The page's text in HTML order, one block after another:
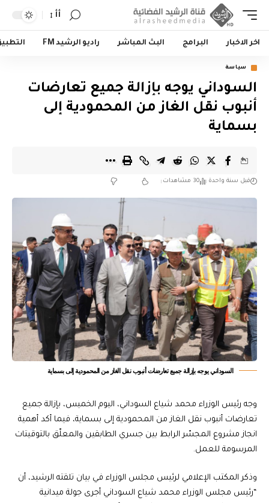
أأ
اخر الاخبار البرامج البث المباشر راديو الرشيد FM
سياسة
السوداني يوجه بإزالة جميع تعارضات
أنبوب نقل الغاز من المحمودية إلى
بسماية
قبل سنة واحدة 30 مشاهدات
السوداني يوجه بإزالة جميع تعارضات أنبوب نقل الغاز من المحمودية إلى بسماية
وجه رئيس الوزراء محمد شياع السوداني، اليوم الخميس، بإزالة جميع
تعارضات أنبوب نقل الغاز من المحمودية إلى بسماية، فيما أكد أهمية
انجاز مشروع المجسّر الرابط بين جسري الطابقين والمعلّق بالتوقيتات
المرسومة للعمل.
وذكر المكتب الإعلامي لرئيس مجلس الوزراء في بيان تلقته الرشيد، أن
“رئيس مجلس الوزراء محمد شياع السوداني أجرى جولة ميدانية